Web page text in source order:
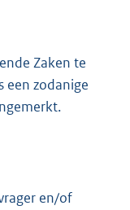
Zaken te
een zodanige
en/of